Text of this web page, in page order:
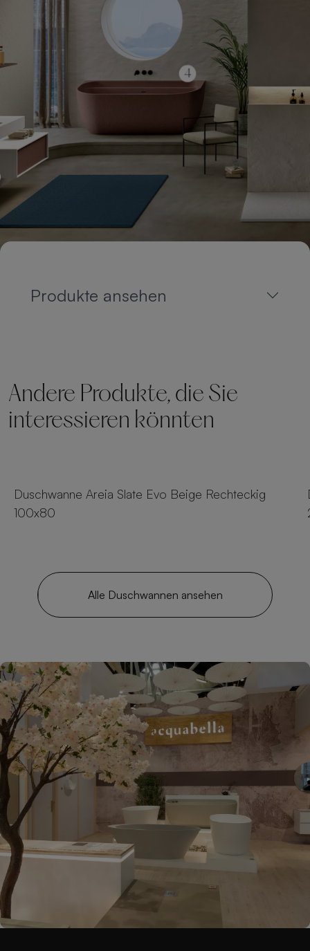
Produkte ansehen
Andere Produkte, die Sie
interessieren könnten
Duschwanne Areia Slate Evo Beige Rechteckig
100x80
Alle Duschwannen ansehen